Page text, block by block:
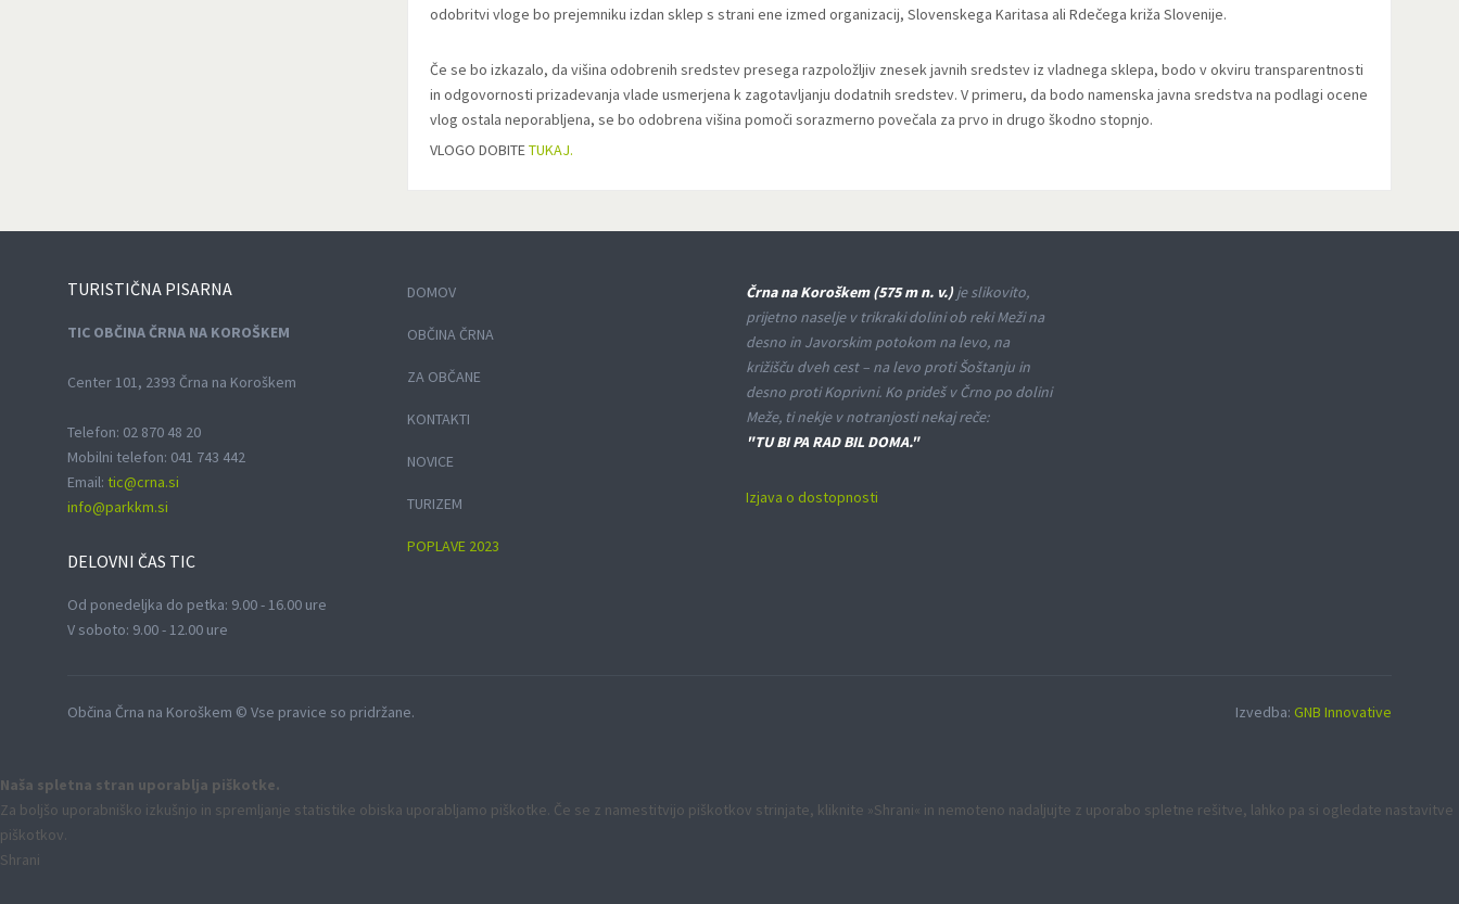
odobritvi vloge bo prejemniku izdan sklep s strani ene izmed organizacij, Slovenskega Karitasa ali Rdečega križa Slovenije.
Če se bo izkazalo, da višina odobrenih sredstev presega razpoložljiv znesek javnih sredstev iz vladnega sklepa, bodo v okviru transparentnosti
in odgovornosti prizadevanja vlade usmerjena k zagotavljanju dodatnih sredstev. V primeru, da bodo namenska javna sredstva na podlagi ocene
vlog ostala neporabljena, se bo odobrena višina pomoči sorazmerno povečala za prvo in drugo škodno stopnjo.
VLOGO DOBITETUKAJ.
TURISTIČNA PISARNA
TIC OBČINA ČRNA NA KOROŠKEM
Center 101, 2393 Črna na Koroškem
Telefon: 02 870 48 20
Mobilni telefon: 041 743 442
Email: tic@crna.si
info@parkkm.si
DELOVNI ČAS TIC
Od ponedeljka do petka: 9.00 - 16.00 ure
V soboto: 9.00 - 12.00 ure
DOMOV
OBČINA ČRNA
ZA OBČANE
KONTAKTI
NOVICE
TURIZEM
POPLAVE 2023
Črna na Koroškem (575 m n. v.)je slikovito,
prijetno naselje v trikraki dolini ob reki Meži na
desno in Javorskim potokom na levo, na
križišču dveh cest – na levo proti Šoštanju in
desno proti Koprivni. Ko prideš v Črno po dolini
Meže, ti nekje v notranjosti nekaj reče:
"TU BI PA RAD BIL DOMA."
Izjava o dostopnosti
Občina Črna na Koroškem © Vse pravice so pridržane. Izvedba: GNB Innovative
Naša spletna stran uporablja piškotke.
Za boljšo uporabniško izkušnjo in spremljanje statistike obiska uporabljamo piškotke. Če se z namestitvijo piškotkov strinjate, kliknite »Shrani« in nemoteno nadaljujte z uporabo spletne rešitve, lahko pa si ogledate nastavitve
piškotkov.
Shrani